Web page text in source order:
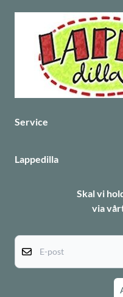
Service
Informasjonskapsler
Lappedilla
Skal vi
via